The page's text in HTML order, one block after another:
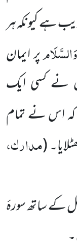
ہے کیونکہ ہر
پر ایمان
نے کسی ایک
کہ اس نے تمام
(مدارک،
کے ساتھ سورۂ